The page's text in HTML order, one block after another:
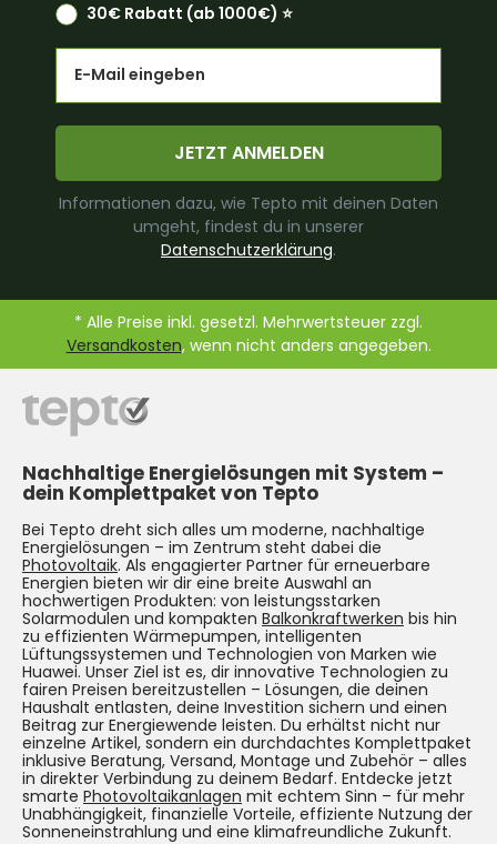
30€ Rabatt (ab 1000€) ⭐️
JETZT ANMELDEN
Informationen dazu, wie Tepto mit deinen Daten
umgeht, findest du in unserer
Datenschutzerklärung.
* Alle Preise inkl. gesetzl. Mehrwertsteuer zzgl.
Versandkosten, wenn nicht anders angegeben.
Nachhaltige Energielösungen mit System –
dein Komplettpaket von Tepto
Bei Tepto dreht sich alles um moderne, nachhaltige
Energielösungen – im Zentrum steht dabei die
Photovoltaik. Als engagierter Partner für erneuerbare
Energien bieten wir dir eine breite Auswahl an
hochwertigen Produkten: von leistungsstarken
Solarmodulen und kompakten Balkonkraftwerken bis hin
zu effizienten Wärmepumpen, intelligenten
Lüftungssystemen und Technologien von Marken wie
Huawei. Unser Ziel ist es, dir innovative Technologien zu
fairen Preisen bereitzustellen – Lösungen, die deinen
Haushalt entlasten, deine Investition sichern und einen
Beitrag zur Energiewende leisten. Du erhältst nicht nur
einzelne Artikel, sondern ein durchdachtes Komplettpaket
inklusive Beratung, Versand, Montage und Zubehör – alles
in direkter Verbindung zu deinem Bedarf. Entdecke jetzt
smarte Photovoltaikanlagen mit echtem Sinn – für mehr
Unabhängigkeit, finanzielle Vorteile, effiziente Nutzung der
Sonneneinstrahlung und eine klimafreundliche Zukunft.